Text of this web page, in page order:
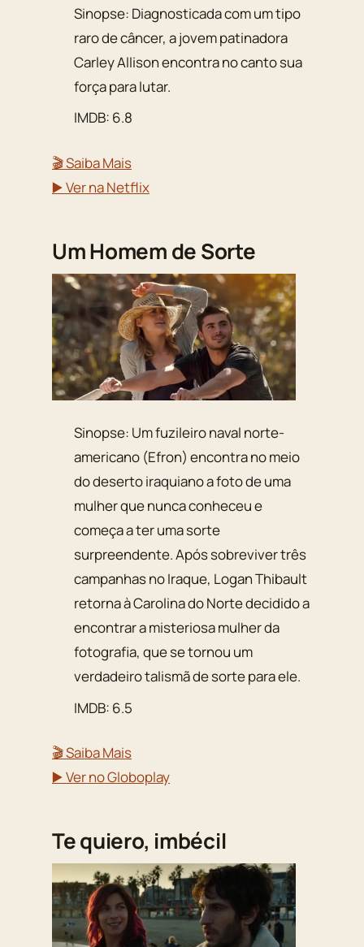
Sinopse: Diagnosticada com um tipo
raro de câncer, a jovem patinadora
Carley Allison encontra no canto sua
força para lutar.
IMDB: 6.8
🎬 Saiba Mais
▶️ Ver na Netflix
Um Homem de Sorte
Sinopse: Um fuzileiro naval norte-
americano (Efron) encontra no meio
do deserto iraquiano a foto de uma
mulher que nunca conheceu e
começa a ter uma sorte
surpreendente. Após sobreviver três
campanhas no Iraque, Logan Thibault
retorna à Carolina do Norte decidido a
encontrar a misteriosa mulher da
fotografia, que se tornou um
verdadeiro talismã de sorte para ele.
IMDB: 6.5
🎬 Saiba Mais
▶️ Ver no Globoplay
Te quiero, imbécil